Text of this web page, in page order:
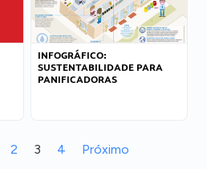
INFOGRÁFICO:
SUSTENTABILIDADE PARA
PANIFICADORAS
2 3 4 Próximo